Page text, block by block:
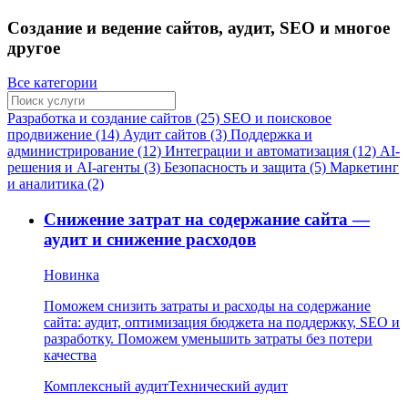
Создание и ведение сайтов, аудит, SEO и многое
другое
Все категории
Разработка и создание сайтов (25) SEO и поисковое
продвижение (14) Аудит сайтов (3) Поддержка и
администрирование (12) Интеграции и автоматизация (12) AI-
решения и AI-агенты (3) Безопасность и защита (5) Маркетинг
и аналитика (2)
Снижение затрат на содержание сайта —
аудит и снижение расходов
Новинка
Поможем снизить затраты и расходы на содержание
сайта: аудит, оптимизация бюджета на поддержку, SEO и
разработку. Поможем уменьшить затраты без потери
качества
Комплексный аудитТехнический аудит